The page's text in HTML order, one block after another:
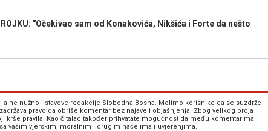
"Očekivao sam od Konakovića, Nikšića i Forte da nešto
a ne nužno i stavove redakcije Slobodna Bosna. Molimo korisnike da se suzdrže
pravo da obriše komentar bez najave i objašnjenja. Zbog velikog broja
krše pravila. Kao čitalac također prihvatate mogućnost da među komentarima
vašim vjerskim, moralnim i drugim načelima i uvjerenjima.